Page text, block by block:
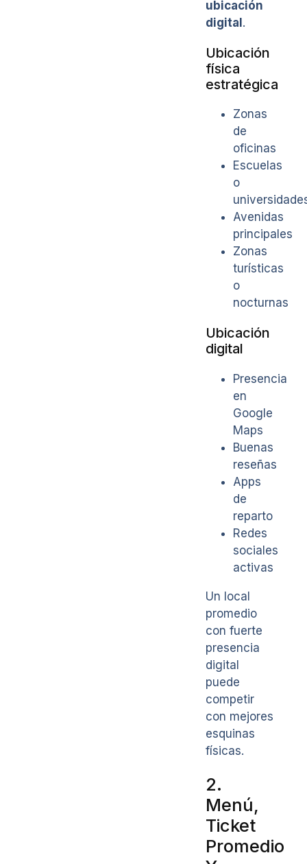
ubicación
digital.
Ubicación
física
estratégica
Zonas
de
oficinas
Escuelas
o
Avenidas
principales
Zonas
turísticas
o
nocturnas
Ubicación
digital
Presencia
en
Google
Maps
Buenas
reseñas
Apps
de
reparto
Redes
sociales
activas
Un local
promedio
con fuerte
presencia
digital
puede
competir
con mejores
esquinas
físicas.
2.
Menú,
Ticket
Promedio